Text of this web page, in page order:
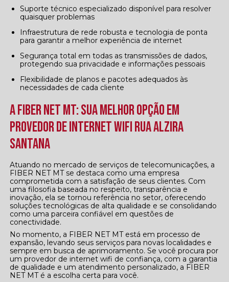
Suporte técnico especializado disponível para resolver
quaisquer problemas
Infraestrutura de rede robusta e tecnologia de ponta
para garantir a melhor experiência de internet
Segurança total em todas as transmissões de dados,
protegendo sua privacidade e informações pessoais
Flexibilidade de planos e pacotes adequados às
necessidades de cada cliente
A FIBER NET MT: Sua Melhor Opção em
Provedor de internet wifi Rua Alzira
Santana
Atuando no mercado de serviços de telecomunicações, a
FIBER NET MT se destaca como uma empresa
comprometida com a satisfação de seus clientes. Com
uma filosofia baseada no respeito, transparência e
inovação, ela se tornou referência no setor, oferecendo
soluções tecnológicas de alta qualidade e se consolidando
como uma parceira confiável em questões de
conectividade.
No momento, a FIBER NET MT está em processo de
expansão, levando seus serviços para novas localidades e
sempre em busca de aprimoramento. Se você procura por
um provedor de internet wifi de confiança, com a garantia
de qualidade e um atendimento personalizado, a FIBER
NET MT é a escolha certa para você.